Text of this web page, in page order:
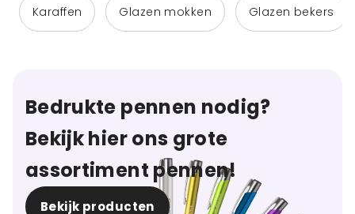
Karaffen Glazen mokken Glazen bekers
Bedrukte pennen nodig?
Bekijk hier ons grote
assortiment pennen!
Bekijk producten